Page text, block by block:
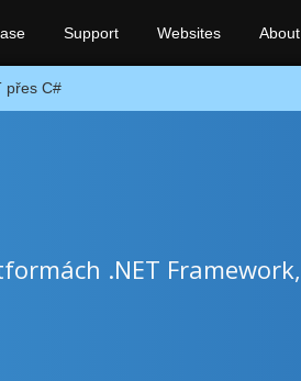
Support Websites About
přes C#
.NET